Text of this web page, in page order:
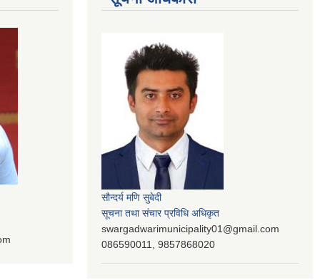
सौन्दर्य मणि सुबेदी
सूचना तथा संचार प्रविधि अधिकृत
swargadwarimunicipality01@gmail.com
086590011, 9857868020